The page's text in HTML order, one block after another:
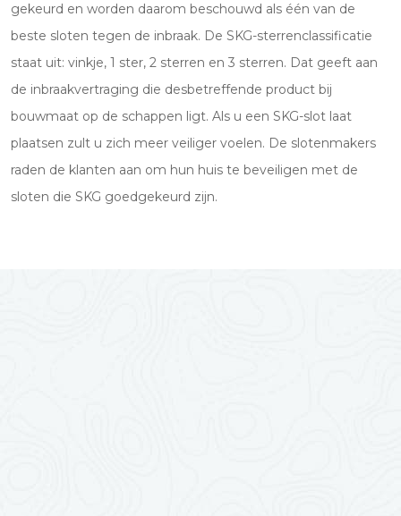
gekeurd en worden daarom beschouwd als één van de
beste sloten tegen de inbraak. De SKG-sterrenclassificatie
staat uit: vinkje, 1 ster, 2 sterren en 3 sterren. Dat geeft aan
de inbraakvertraging die desbetreffende product bij
bouwmaat op de schappen ligt. Als u een SKG-slot laat
plaatsen zult u zich meer veiliger voelen. De slotenmakers
raden de klanten aan om hun huis te beveiligen met de
sloten die SKG goedgekeurd zijn.